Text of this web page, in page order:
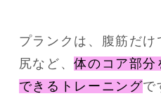
プランクは、腹筋だ
尻など、体のコア部分
できるトレーニングで